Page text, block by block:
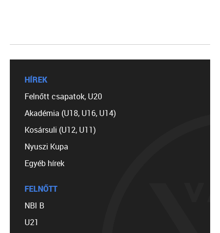
HÍREK
Felnőtt csapatok, U20
Akadémia (U18, U16, U14)
Kosársuli (U12, U11)
Nyuszi Kupa
Egyéb hírek
FELNŐTT
NBI B
U21